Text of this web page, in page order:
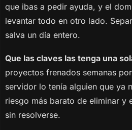
que ibas a pedir ayuda, y el
levantar todo en otro lado.
salva un día entero.
Que las claves las tenga una
proyectos frenados semanas
servidor lo tenía alguien que ya
riesgo más barato de eliminar y
sin resolverse.